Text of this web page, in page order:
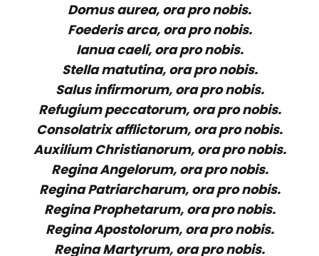
Domus aurea, ora pro nobis.
Foederis arca, ora pro nobis.
Ianua caeli, ora pro nobis.
Stella matutina, ora pro nobis.
Salus infirmorum, ora pro nobis.
Refugium peccatorum, ora pro nobis.
Consolatrix afflictorum, ora pro nobis.
Auxilium Christianorum, ora pro nobis.
Regina Angelorum, ora pro nobis.
Regina Patriarcharum, ora pro nobis.
Regina Prophetarum, ora pro nobis.
Regina Apostolorum, ora pro nobis.
Regina Martyrum, ora pro nobis.